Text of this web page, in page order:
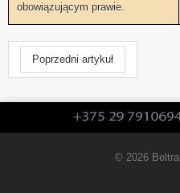
obowiązującym prawie.
Poprzedni artykuł
© 2026